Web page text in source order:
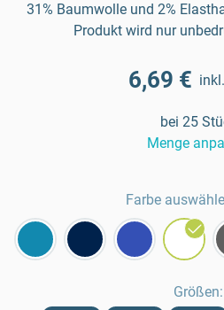
31% Baumwolle und 2%
Produkt wird nur
6,69 €
bei 25
Menge
Farbe
Größen: